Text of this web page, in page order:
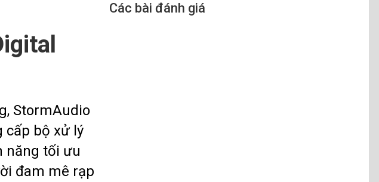
StormAudio
cấp bộ xử lý
năng tối ưu
đam mê rạp
Các bài đánh giá